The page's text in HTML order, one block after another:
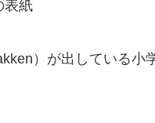
）が出している小